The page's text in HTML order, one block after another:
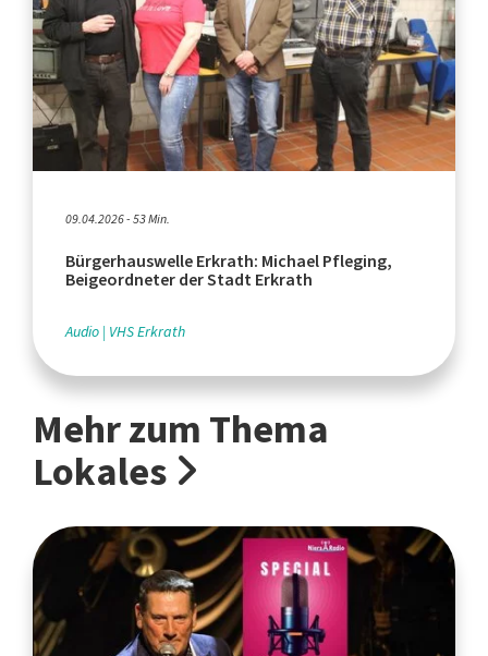
09.04.2026 - 53 Min.
Bürgerhauswelle Erkrath: Michael Pfleging,
Beigeordneter der Stadt Erkrath
Audio VHS Erkrath
Mehr zum Thema
Lokales